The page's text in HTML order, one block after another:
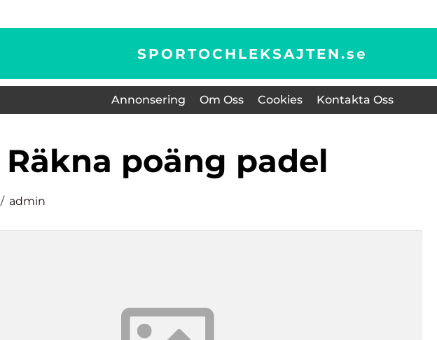
SPORTOCHLEKSAJTEN.se
Annonsering Om Oss Cookies Kontakta Oss
räkna poäng padel
admin